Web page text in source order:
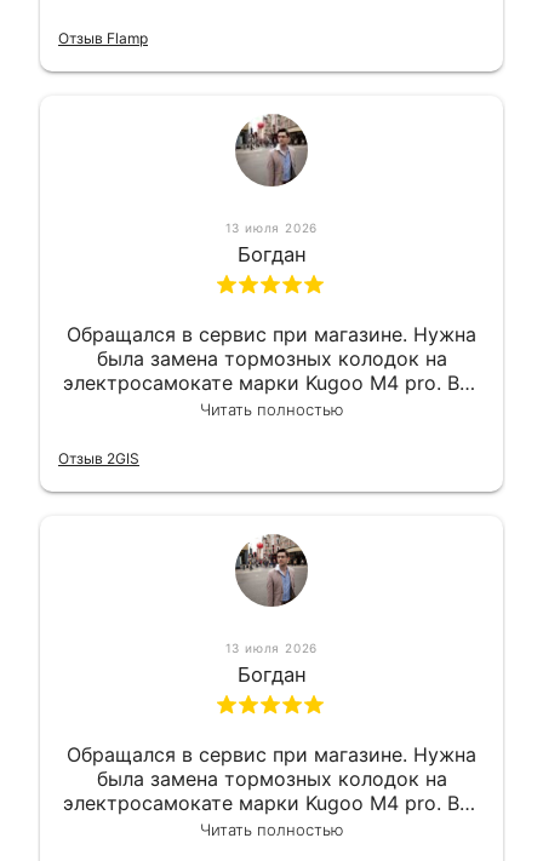
Отзыв Flamp
13 июля 2026
Богдан
Обращался в сервис при магазине. Нужна
была замена тормозных колодок на
электросамокате марки Kugoo M4 pro. Всё
сделали в лучшем виде и в максимально
гарантии, поэтому и обратился в этот
Читать полностью
Отзыв 2GIS
13 июля 2026
Богдан
Обращался в сервис при магазине. Нужна
была замена тормозных колодок на
электросамокате марки Kugoo M4 pro. Всё
сделали в лучшем виде и в максимально
Читать полностью